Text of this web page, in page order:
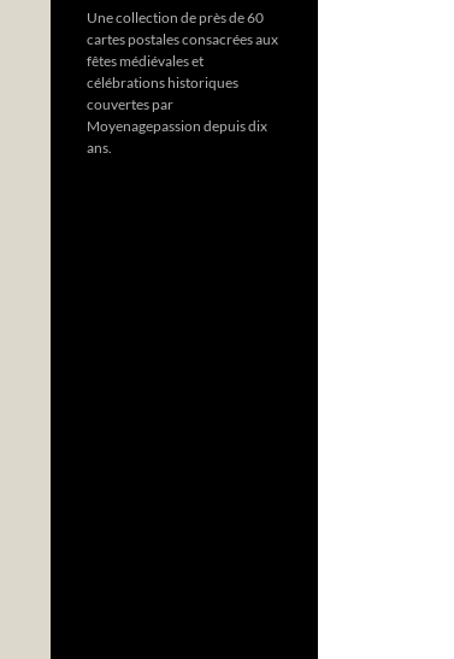
Une collection de près de 60
cartes postales consacrées aux
fêtes médiévales et
célébrations historiques
couvertes par
Moyenagepassion depuis dix
ans.